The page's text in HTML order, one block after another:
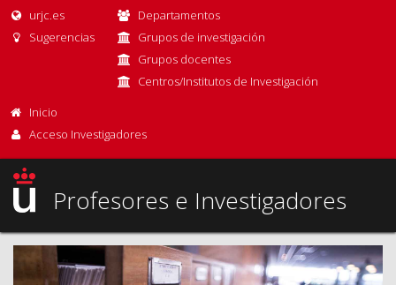
urjc.es
Sugerencias
Departamentos
Grupos de investigación
Grupos docentes
Centros/Institutos de Investigación
Inicio
Acceso Investigadores
Profesores e Investigadores